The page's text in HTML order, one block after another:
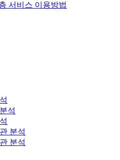
서비스 이용방법
석
분석
분석